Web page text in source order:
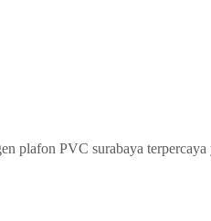
plafon PVC surabaya